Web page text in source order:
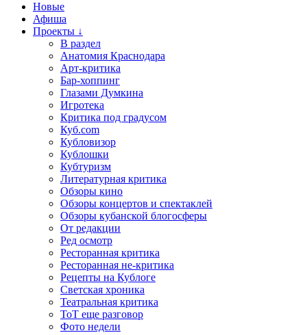
Новые
Афиша
Проекты ↓
В раздел
Анатомия Краснодара
Арт-критика
Бар-хоппинг
Глазами Думкина
Игротека
Критика под градусом
Куб.com
Кубловизор
Кублошки
Кубтуризм
Литературная критика
Обзоры кино
Обзоры концертов и спектаклей
Обзоры кубанской блогосферы
От редакции
Ред осмотр
Ресторанная критика
Ресторанная не-критика
Рецепты на Кублоге
Светская хроника
Театральная критика
ТоТ еще разговор
Фото недели